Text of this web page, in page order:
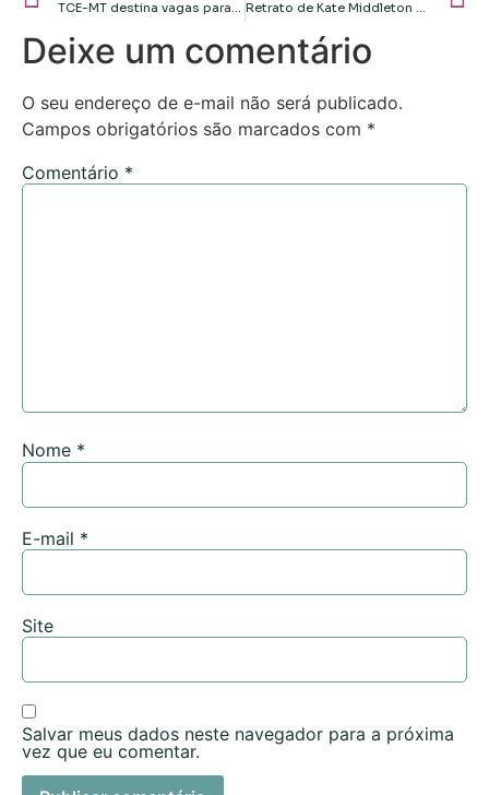
TCE-MT destina vagas para autistas Retrato de Kate Middleton gera debate nas redes sociais
Deixe um comentário
O seu endereço de e-mail não será publicado.
Campos obrigatórios são marcados com *
Comentário *
Nome *
E-mail *
Site
Salvar meus dados neste navegador para a próxima
vez que eu comentar.